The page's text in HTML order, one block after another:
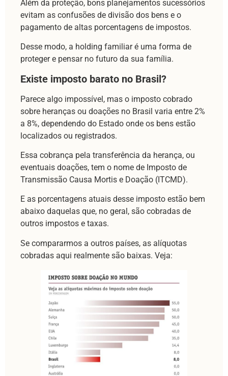
Além da proteção, bons planejamentos sucessórios
evitam as confusões de divisão dos bens e o
pagamento de altas porcentagens de impostos.
Desse modo, a holding familiar é uma forma de
proteger e pensar no futuro da sua família.
Existe imposto barato no Brasil?
Parece algo impossível, mas o imposto cobrado
sobre heranças ou doações no Brasil varia entre 2%
a 8%, dependendo do Estado onde os bens estão
localizados ou registrados.
Essa cobrança pela transferência da herança, ou
eventuais doações, tem o nome de Imposto de
Transmissão Causa Mortis e Doação (ITCMD).
E as porcentagens atuais desse imposto estão bem
abaixo daquelas que, no geral, são cobradas de
outros impostos e taxas.
Se compararmos a outros países, as alíquotas
cobradas aqui realmente são baixas. Veja: